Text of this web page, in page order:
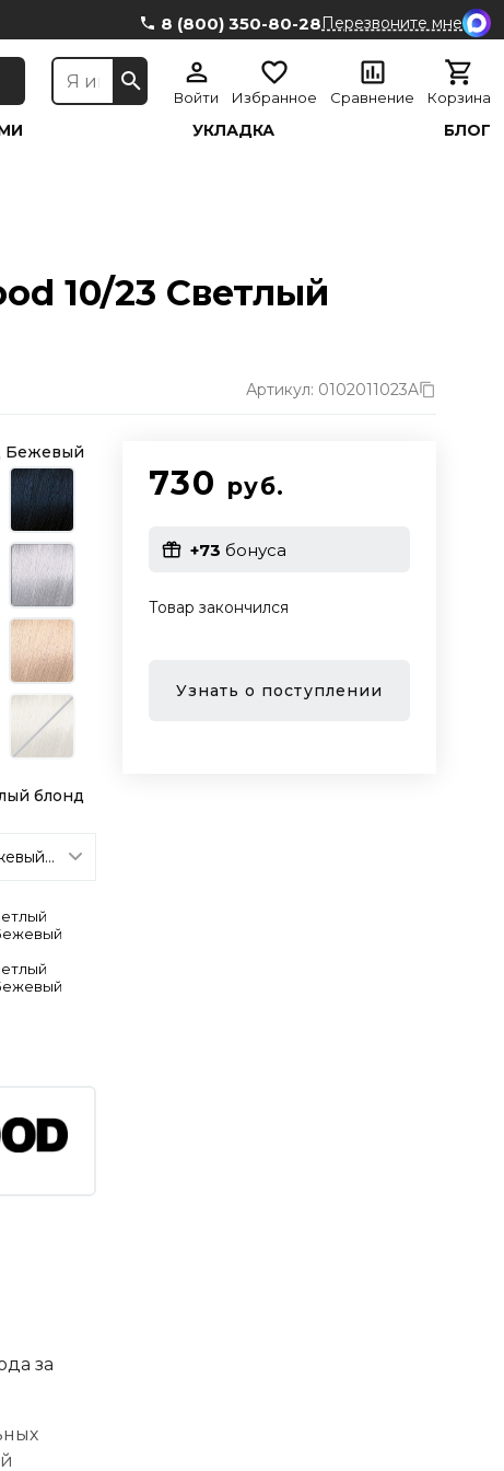
8 (800) 350-80-28Перезвоните мне
Войти Избранное Сравнение Корзина
УКЛАДКА БЛОГ
10/23 Светлый
Артикул: 0102011023A
Бежевый
блонд
730 руб.
+73 бонуса
Товар закончился
Узнать о поступлении
за